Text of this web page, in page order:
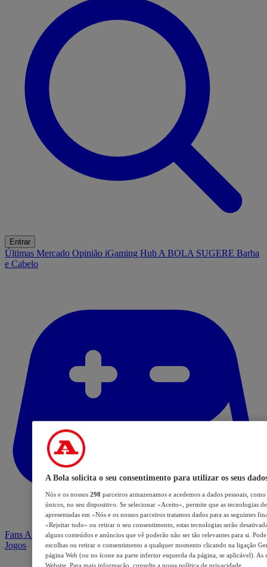
Entrar
Últimas Mercado Opinião iGaming Hub A BOLA SUGERE Barba
e Cabelo
Fans Arena
Jogos
A Bola solicita o seu consentimento para utilizar os seus
Nós e os nossos 298 parceiros armazenamos e acedemos a dados pessoais,
únicos, no seu dispositivo. Se selecionar «Aceito», permite que as tecnologias
apresentadas em «Nós e os nossos parceiros tratamos dados para as seguintes
«Rejeitar tudo» ou retirar o seu consentimento, estas tecnologias serão
alguns conteúdos e anúncios que vê poderão não ser tão relevantes para si.
escolhas ou retirar o consentimento a qualquer momento clicando na ligação
página Web (ou no ícone na parte inferior esquerda da página, se aplicável). As
Website. Para mais informação, consulte a nossa política de privacidade.